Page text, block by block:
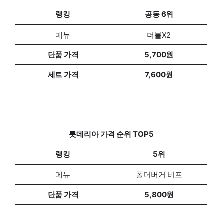
랭킹 공동 6위
메뉴 더블X2
단품 가격 5,700원
세트 가격 7,600원
롯데리아 가격 순위 TOP5
랭킹 5위
메뉴 폴더버거 비프
단품 가격 5,800원